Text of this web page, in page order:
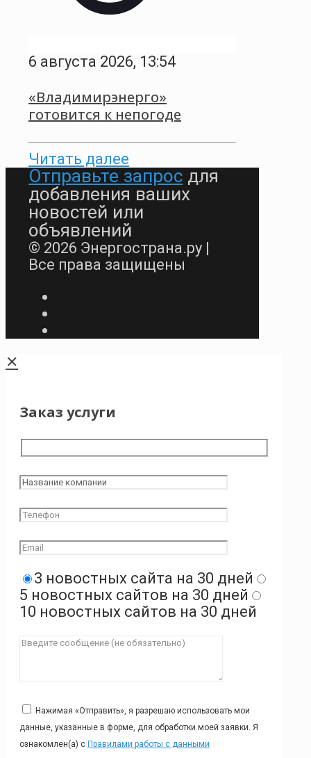
6 августа 2026, 13:54
«Владимирэнерго»
готовится к непогоде
Читать далее
Отправьте запрос для
добавления ваших
новостей или
объявлений
© 2026 Энергострана.ру |
Все права защищены
✕
Заказ услуги
3 новостных сайта на 30 дней
5 новостных сайтов на 30 дней
10 новостных сайтов на 30 дней
Нажимая «Отправить», я разрешаю использовать мои
данные, указанные в форме, для обработки моей заявки. Я
ознакомлен(а) с Правилами работы с данными